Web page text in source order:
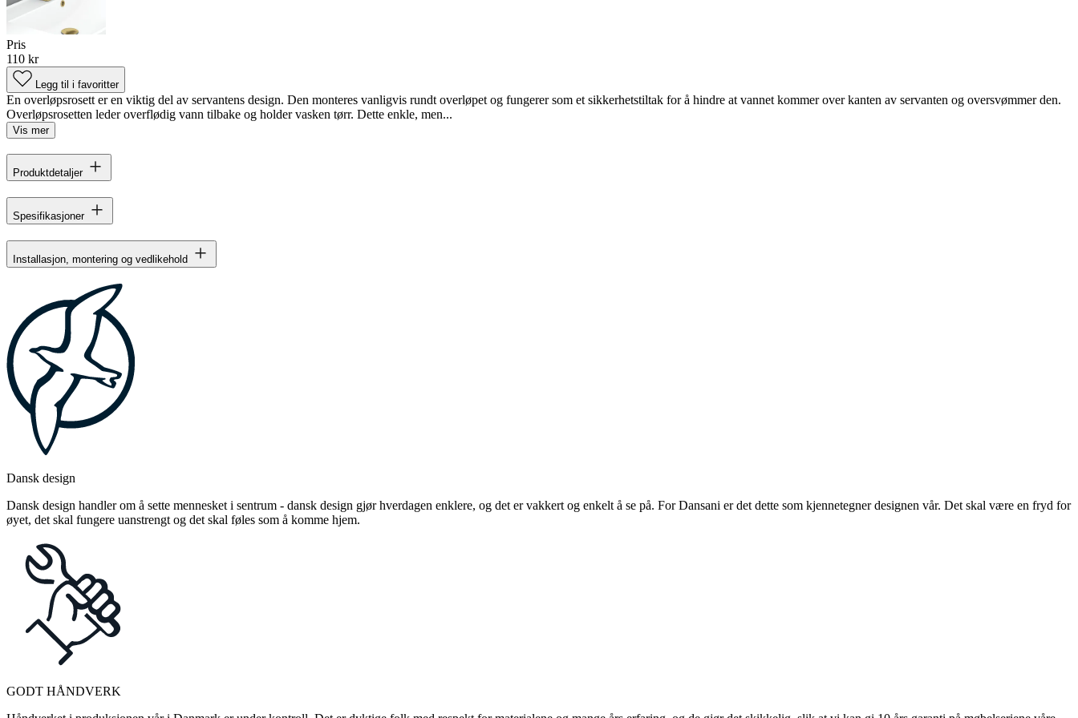
Pris
110 kr
Legg til i favoritter
En overløpsrosett er en viktig del av servantens design. Den monteres vanligvis rundt overløpet og fungerer som et sikkerhetstiltak for å hindre at vannet kommer over kanten av servanten og oversvømmer den.
Overløpsrosetten leder overflødig vann tilbake og holder vasken tørr. Dette enkle, men...
Vis mer
Produktdetaljer
Spesifikasjoner
Installasjon, montering og vedlikehold
Dansk design
Dansk design handler om å sette mennesket i sentrum - dansk design gjør hverdagen enklere, og det er vakkert og enkelt å se på. For Dansani er det dette som kjennetegner designen vår. Det skal være en fryd for
øyet, det skal fungere uanstrengt og det skal føles som å komme hjem.
GODT HÅNDVERK